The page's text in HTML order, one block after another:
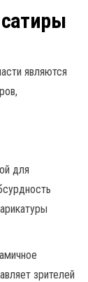
являются
для
зрителей